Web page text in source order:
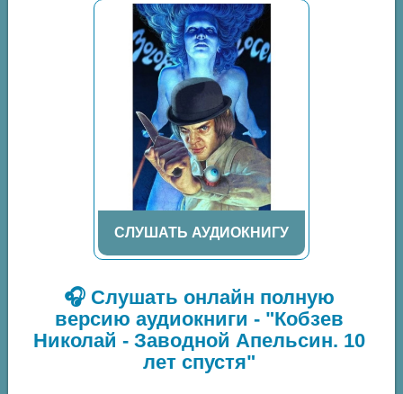
СЛУШАТЬ АУДИОКНИГУ
🎧 Слушать онлайн полную
версию аудиокниги - "Кобзев
Николай - Заводной Апельсин. 10
лет спустя"